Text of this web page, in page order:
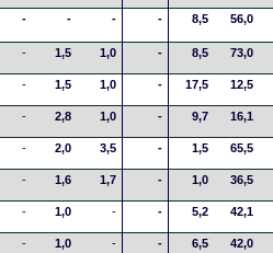
- - - - 8,5 56,0
- 1,5 1,0 - 8,5 73,0
- 1,5 1,0 - 17,5 12,5
- 2,8 1,0 - 9,7 16,1
- 2,0 3,5 - 1,5 65,5
- 1,6 1,7 - 1,0 36,5
- 1,0 - - 5,2 42,1
- 1,0 - - 6,5 42,0